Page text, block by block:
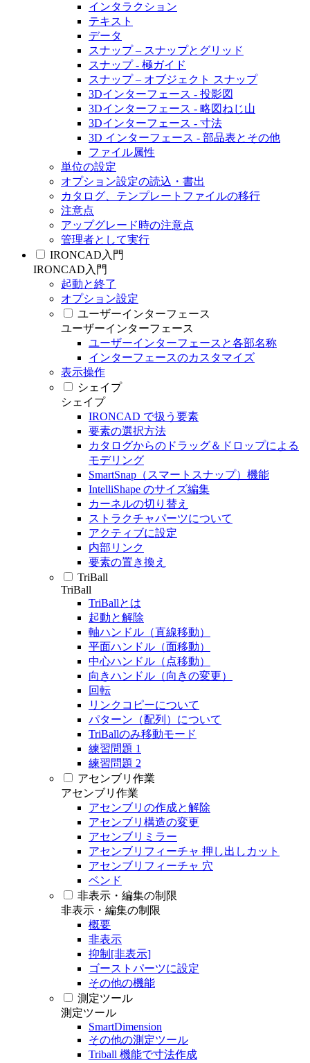
インタラクション
テキスト
データ
スナップ – スナップとグリッド
スナップ - 極ガイド
スナップ – オブジェクト スナップ
3Dインターフェース - 投影図
3Dインターフェース - 略図ねじ山
3Dインターフェース - 寸法
3D インターフェース - 部品表とその他
ファイル属性
単位の設定
オプション設定の読込・書出
カタログ、テンプレートファイルの移行
注意点
アップグレード時の注意点
管理者として実行
IRONCAD入門
IRONCAD入門
起動と終了
オプション設定
ユーザーインターフェース
ユーザーインターフェース
ユーザーインターフェースと各部名称
インターフェースのカスタマイズ
表示操作
シェイプ
シェイプ
IRONCAD で扱う要素
要素の選択方法
カタログからのドラッグ＆ドロップによる
モデリング
SmartSnap（スマートスナップ）機能
IntelliShape のサイズ編集
カーネルの切り替え
ストラクチャパーツについて
アクティブに設定
内部リンク
要素の置き換え
TriBall
TriBall
TriBallとは
起動と解除
軸ハンドル（直線移動）
平面ハンドル（面移動）
中心ハンドル（点移動）
向きハンドル（向きの変更）
回転
リンクコピーについて
パターン（配列）について
TriBallのみ移動モード
練習問題 1
練習問題 2
アセンブリ作業
アセンブリ作業
アセンブリの作成と解除
アセンブリ構造の変更
アセンブリミラー
アセンブリフィーチャ 押し出しカット
アセンブリフィーチャ 穴
ベンド
非表示・編集の制限
非表示・編集の制限
概要
非表示
抑制[非表示]
ゴーストパーツに設定
その他の機能
測定ツール
測定ツール
SmartDimension
その他の測定ツール
Triball 機能で寸法作成